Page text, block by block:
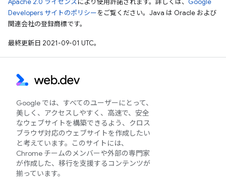
Developers サイトのポリシーをご覧ください。Java は Oracle および
関連会社の登録商標です。
最終更新日 2021-09-01 UTC。
Google では、すべてのユーザーにとって、
美しく、アクセスしやすく、高速で、安全
なウェブサイトを構築できるよう、クロス
ブラウザ対応のウェブサイトを作成したい
と考えています。このサイトには、
Chrome チームのメンバーや外部の専門家
が作成した、移行を支援するコンテンツが
揃っています。